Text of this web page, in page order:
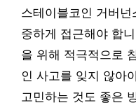
스테이블코인 거버
중하게 접근해야 합
을 위해 적극적으로
인 사고를 잊지 않아
고민하는 것도 좋은